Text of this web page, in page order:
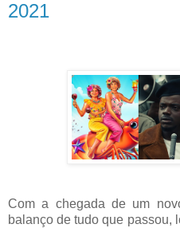
2021
Com a chegada de um
balanço de tudo que passou,